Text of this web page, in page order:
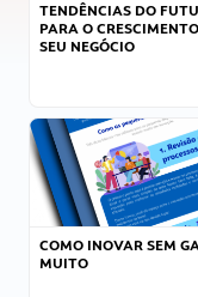
TENDÊNCIAS DO
PARA O
SEU NEGÓCIO
COMO INOVAR SEM
MUITO